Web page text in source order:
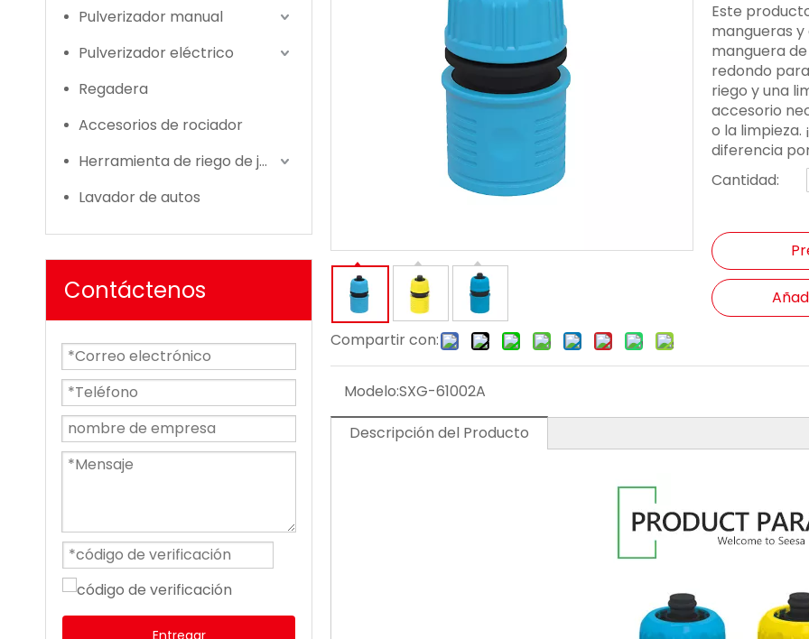
Pulverizador manual
Pulverizador eléctrico
Regadera
Accesorios de rociador
Herramienta de riego de jardín
Lavador de autos
Contáctenos
Entregar
Compartir con:
Este
mangueras
manguera
redondo
riego y una
accesorio
o la limpieza.
diferencia
Cantidad:
Modelo:SXG-61002A
Descripción del Producto